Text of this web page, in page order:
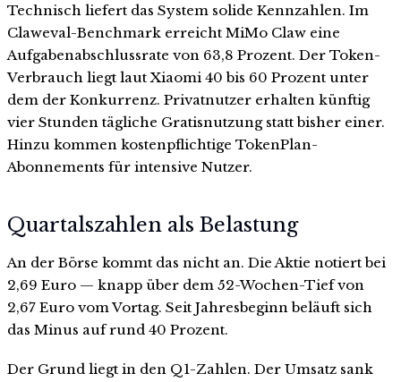
Technisch liefert das System solide Kennzahlen. Im
Claweval-Benchmark erreicht MiMo Claw eine
Aufgabenabschlussrate von 63,8 Prozent. Der Token-
Verbrauch liegt laut Xiaomi 40 bis 60 Prozent unter
dem der Konkurrenz. Privatnutzer erhalten künftig
vier Stunden tägliche Gratisnutzung statt bisher einer.
Hinzu kommen kostenpflichtige TokenPlan-
Abonnements für intensive Nutzer.
Quartalszahlen als Belastung
An der Börse kommt das nicht an. Die Aktie notiert bei
2,69 Euro — knapp über dem 52-Wochen-Tief von
2,67 Euro vom Vortag. Seit Jahresbeginn beläuft sich
das Minus auf rund 40 Prozent.
Der Grund liegt in den Q1-Zahlen. Der Umsatz sank